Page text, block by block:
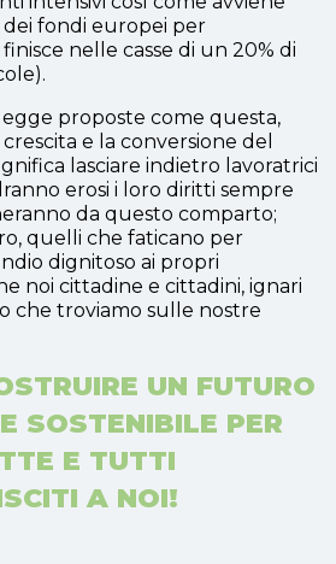
fondi europei per
nelle casse di un 20% di
proposte come questa,
e la conversione del
lasciare indietro lavoratrici
erosi i loro diritti sempre
da questo comparto;
quelli che faticano per
dignitoso ai propri
noi cittadine e cittadini, ignari
che troviamo sulle nostre
UN FUTURO
SOSTENIBILE PER
E TUTTI
A NOI!